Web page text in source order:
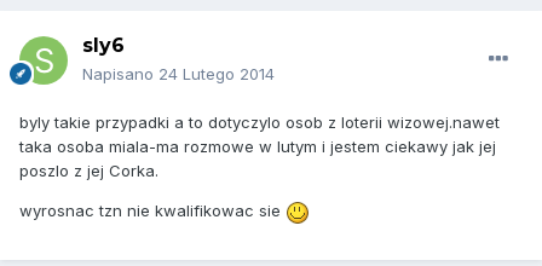
sly6
Napisano 24 Lutego 2014
byly takie przypadki a to dotyczylo osob z loterii wizowej.nawet
taka osoba miala-ma rozmowe w lutym i jestem ciekawy jak jej
poszlo z jej Corka.
wyrosnac tzn nie kwalifikowac sie